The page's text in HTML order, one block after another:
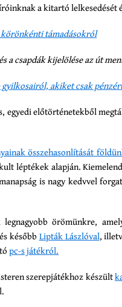
a kitartó lelkesedését
körönkénti támadásokról
a csapdák kijelölése az út
akiket csak
egyedi előtörténetekből
összehasonlítását
léptékek alapján.
is nagy kedvvel
örömünkre,
és későbbLipták Lászlóval,
pc-s játékról.
szerepjátékhoz készült